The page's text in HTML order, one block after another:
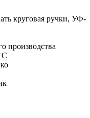
круговая ручки, УФ-
производства